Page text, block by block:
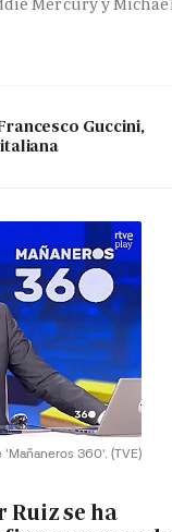
Guccini,
'Mañaneros 360'. (TVE)
Ruiz se ha